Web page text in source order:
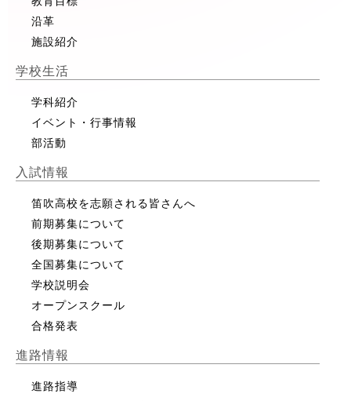
沿革
施設紹介
学校生活
学科紹介
イベント・行事情報
部活動
入試情報
笛吹高校を志願される皆さんへ
前期募集について
後期募集について
全国募集について
学校説明会
オープンスクール
合格発表
進路情報
進路指導